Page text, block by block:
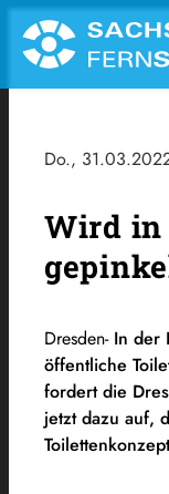
Do.,
Wird in
Dresden- In der
öffentliche
fordert die
jetzt dazu auf,